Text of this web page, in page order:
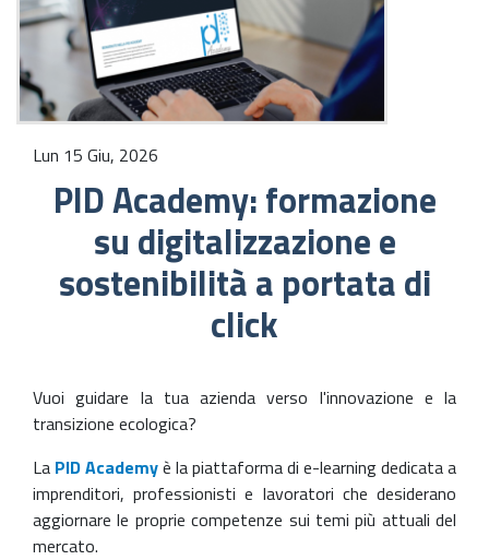
Lun 15 Giu, 2026
PID Academy: formazione
su digitalizzazione e
sostenibilità a portata di
click
Vuoi guidare la tua azienda verso l'innovazione e la
transizione ecologica?
La PID Academyè la piattaforma di e-learning dedicata a
imprenditori, professionisti e lavoratori che desiderano
aggiornare le proprie competenze sui temi più attuali del
mercato.